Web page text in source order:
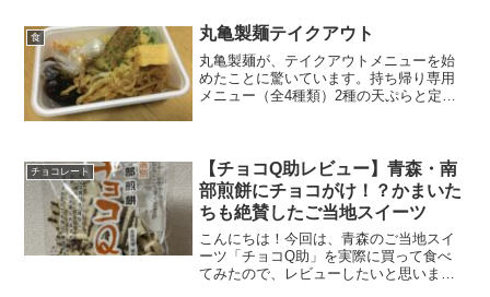
た。こちらは、水戸とろろオムライス
（¥860）です。メレ...
食 丸亀製麺テイクアウト
丸亀製麺が、テイクアウトメニューを始
めたことに驚いています。持ち帰り専用
メニュー（全4種類）2種の天ぷらと定番
ん弁当（税込6...
チョコレート
【チョコQ助レビュー】青森・南
部煎餅にチョコがけ！？かまいた
ちも絶賛したご当地スイーツ
こんにちは！今回は、青森のご当地スイ
ーツ「チョコQ助」を実際に買って食べ
てみたので、レビューしたいと思います